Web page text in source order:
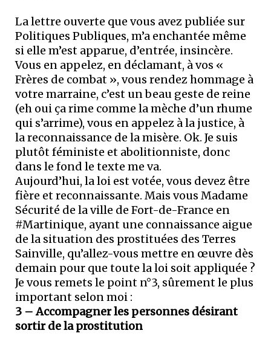
La lettre ouverte que vous avez publiée sur
Politiques Publiques, m’a enchantée même
si elle m’est apparue, d’entrée, insincère.
Vous en appelez, en déclamant, à vos «
Frères de combat », vous rendez hommage à
votre marraine, c’est un beau geste de reine
(eh oui ça rime comme la mèche d’un rhume
qui s’arrime), vous en appelez à la justice, à
la reconnaissance de la misère. Ok. Je suis
plutôt féministe et abolitionniste, donc
dans le fond le texte me va.
Aujourd’hui, la loi est votée, vous devez être
fière et reconnaissante. Mais vous Madame
Sécurité de la ville de Fort-de-France en
#Martinique, ayant une connaissance aigue
de la situation des prostituées des Terres
Sainville, qu’allez-vous mettre en œuvre dès
demain pour que toute la loi soit appliquée ?
Je vous remets le point n°3, sûrement le plus
important selon moi :
3 – Accompagner les personnes désirant
sortir de la prostitution